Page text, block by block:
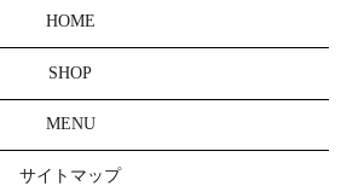
HOME
SHOP
MENU
サイトマップ